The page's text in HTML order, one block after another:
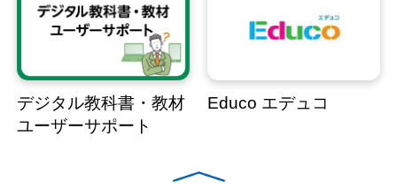
デジタル教科書・教材
ユーザーサポート
Educo エデュコ